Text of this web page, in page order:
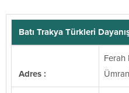
Batı Trakya Türkleri
Adres :
Ferah